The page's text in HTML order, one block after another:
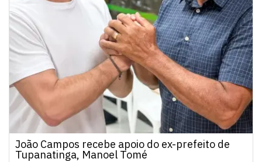
João Campos recebe apoio do ex-prefeito de
Tupanatinga, Manoel Tomé